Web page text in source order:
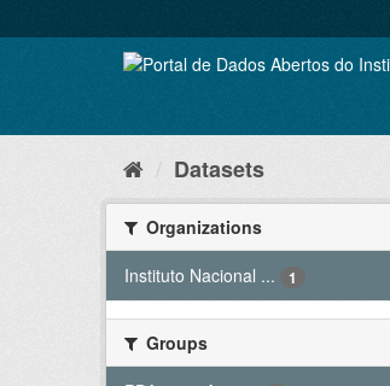
to
Datasets
Organizations
Instituto Nacional ...
1
Groups